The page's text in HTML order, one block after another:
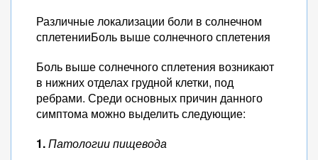
Различные локализации боли в солнечном
сплетенииБоль выше солнечного сплетения
Боль выше солнечного сплетения возникают
в нижних отделах грудной клетки, под
ребрами. Среди основных причин данного
симптома можно выделить следующие:
1.Патологии пищевода